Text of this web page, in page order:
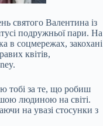
святого Валентина із
подружньої пари. На
в соцмережах, закохані
квітів,
тобі за те, що робиш
людиною на світі.
на увазі стосунки з